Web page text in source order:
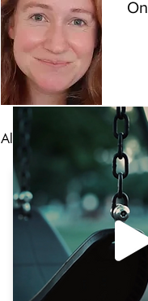
Alle antwoorden van